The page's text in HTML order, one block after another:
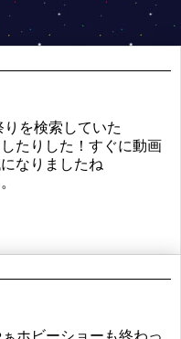
を検索していた
たりした！すぐに動画
なりましたね